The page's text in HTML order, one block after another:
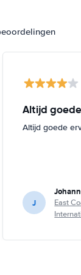
Altijd
Altijd goede
J
East